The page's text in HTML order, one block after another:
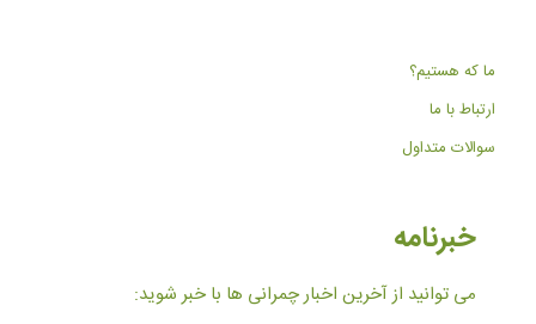
ما که هستیم؟
ارتباط با ما
سوالات متداول
خبرنامه
می توانید از آخرین اخبار چمرانی ها با خبر شوید: